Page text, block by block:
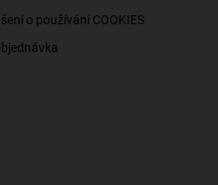
o používání COOKIES